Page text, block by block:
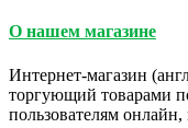
О нашем магазине
Интернет-магазин
торгующий товарами
пользователям